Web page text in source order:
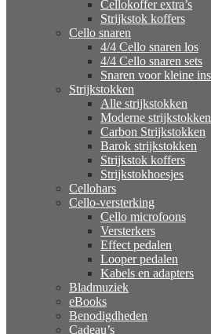
Cellokoffer extra’s
Strijkstok koffers
Cello snaren
4/4 Cello snaren los
4/4 Cello snaren sets
Snaren voor kleine
Strijkstokken
Alle strijkstokken
Moderne strijkstokken
Carbon Strijkstokken
Barok strijkstokken
Strijkstok koffers
Strijkstokhoesjes
Cellohars
Cello-versterking
Cello microfoons
Versterkers
Effect pedalen
Looper pedalen
Kabels en adapters
Bladmuziek
eBooks
Benodigdheden
Cadeau’s